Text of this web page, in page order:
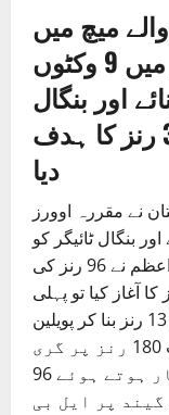
میچ میں
پاکستان نے مقررہ اوورز میں 9 وکٹوں
315 رنز بنائے اور بنگال
ٹائیگر کو جیت کے لیے 316 رنز کا ہدف
دیا
نے مقررہ اوورز
پر 315 رنز بنائے اور بنگال ٹائیگر کو
جیت کے لیے 316 رنز کا ہدف دیا، بابر اعظم نے 96 رنز کی
آغاز کیا تو پہلی
وکٹ 23 رنز پر گری جب فخر زمان 13 رنز بنا کر پویلین
لوٹ گئے، گرین شرٹس کی دوسری وکٹ 180 رنز پر گری
بابر عظم نروس نائنٹیز کا شکار ہوتے ہوئے 96
پر ایل بی